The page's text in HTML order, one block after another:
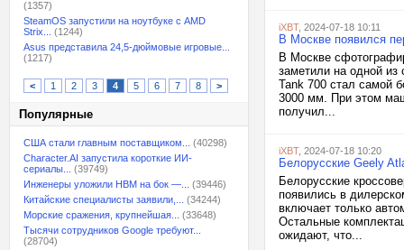
(1357)
SteamOS запустили на ноутбуке с AMD
Strix...
(1244)
Asus представила 24,5-дюймовые игровые...
(1217)
< 1 2 3 4 5 6 7 8 >
Популярные
США стали главным поставщиком...
(40298)
Character.AI запустила короткие ИИ-
сериалы...
(39749)
Инженеры уложили HBM на бок —...
(39446)
Китайские специалисты заявили,...
(34244)
Морские сражения, крупнейшая...
(33648)
Тысячи сотрудников Google требуют...
(28704)
iXBT, 2024-07-18 10:11
В Москве появился
В Москве
заметили на одной
Tank 700 стал самой
3000 мм. При этом
получил...
iXBT, 2024-07-18 10:20
Белорусские Geely
Белорусские
появились в
включает только
Остальные
ожидают, что...